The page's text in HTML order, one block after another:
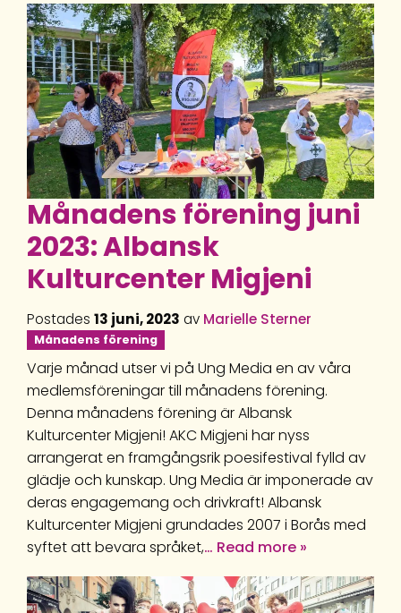
Månadens förening juni
2023: Albansk
Kulturcenter Migjeni
Postades 13 juni, 2023 av Marielle Sterner
Månadens förening
Varje månad utser vi på Ung Media en av våra
medlemsföreningar till månadens förening.
Denna månadens förening är Albansk
Kulturcenter Migjeni! AKC Migjeni har nyss
arrangerat en framgångsrik poesifestival fylld av
glädje och kunskap. Ung Media är imponerade av
deras engagemang och drivkraft! Albansk
Kulturcenter Migjeni grundades 2007 i Borås med
syftet att bevara språket,… Read more »